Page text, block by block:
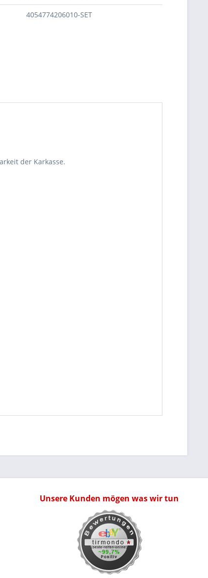
4054774206010-SET
der Karkasse.
Unsere Kunden mögen was wir tun